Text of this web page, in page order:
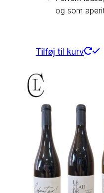
og som
Tilføj til kurv